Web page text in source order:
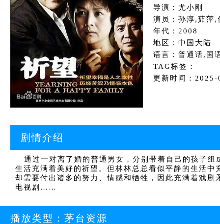
导演：尤小刚
演员：孙淳,茹萍
年代：2008
地区：中国大陆
语言：普通话,国
TAG标签：
更新时间：
剧情介绍
通过一对离了婚的普通男女，分别带着自己的孩子组
生活充满着美好的祈望。但林林总总看似平静的生活
却需要付出诸多的努力、情感和牺牲，因此充满着戏
电视剧……
播放类型： 茅台资源